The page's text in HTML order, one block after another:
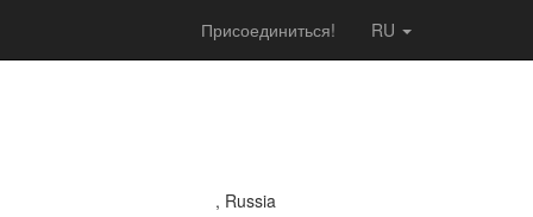
RU
Присоединиться!
, Russia